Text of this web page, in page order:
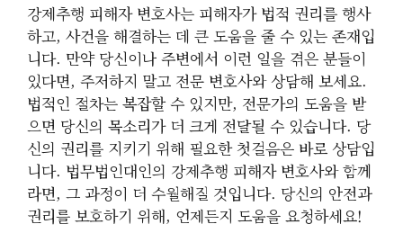
강제추행 피해자 변호사는 피해자가 법적 권리를 행사
하고, 사건을 해결하는 데 큰 도움을 줄 수 있는 존재입
니다. 만약 당신이나 주변에서 이런 일을 겪은 분들이
있다면, 주저하지 말고 전문 변호사와 상담해 보세요.
법적인 절차는 복잡할 수 있지만, 전문가의 도움을 받
으면 당신의 목소리가 더 크게 전달될 수 있습니다. 당
신의 권리를 지키기 위해 필요한 첫걸음은 바로 상담입
니다. 법무법인대인의 강제추행 피해자 변호사와 함께
라면, 그 과정이 더 수월해질 것입니다. 당신의 안전과
권리를 보호하기 위해, 언제든지 도움을 요청하세요!